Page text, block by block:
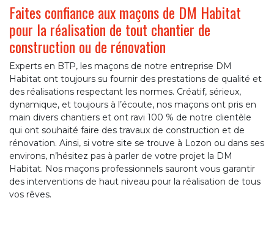
Faites confiance aux maçons de DM Habitat
pour la réalisation de tout chantier de
construction ou de rénovation
Experts en BTP, les maçons de notre entreprise DM
Habitat ont toujours su fournir des prestations de qualité et
des réalisations respectant les normes. Créatif, sérieux,
dynamique, et toujours à l’écoute, nos maçons ont pris en
main divers chantiers et ont ravi 100 % de notre clientèle
qui ont souhaité faire des travaux de construction et de
rénovation. Ainsi, si votre site se trouve à Lozon ou dans ses
environs, n’hésitez pas à parler de votre projet la DM
Habitat. Nos maçons professionnels sauront vous garantir
des interventions de haut niveau pour la réalisation de tous
vos rêves.